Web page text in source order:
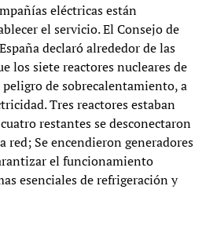
eléctricas están
el servicio. El Consejo de
declaró alrededor de las
los siete reactores nucleares de
de sobrecalentamiento, a
Tres reactores estaban
restantes se desconectaron
red; Se encendieron generadores
el funcionamiento
esenciales de refrigeración y